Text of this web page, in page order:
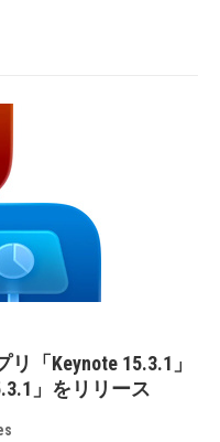
「Keynote 15.3.1」
」をリリース